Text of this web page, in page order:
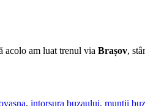
acolo am luat trenul via Brașov,
, intorsura buzaului, muntii